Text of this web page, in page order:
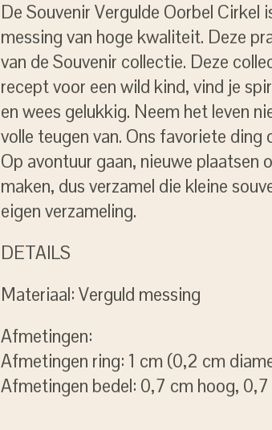
De Souvenir Vergulde Oorbel Cirkel
messing van hoge kwaliteit. Deze
van de Souvenir collectie. Deze
recept voor een wild kind, vind je
en wees gelukkig. Neem het leven
volle teugen van. Ons favoriete ding
Op avontuur gaan, nieuwe plaatsen
maken, dus verzamel die kleine
eigen verzameling.
DETAILS
Materiaal: Verguld messing
Afmetingen:
Afmetingen ring: 1 cm (0,2 cm
Afmetingen bedel: 0,7 cm hoog,